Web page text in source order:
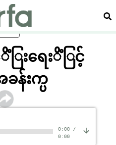
န် ရှာ
ြးရေးိံြင့်
န်းက္ပ
0:00/
0:00